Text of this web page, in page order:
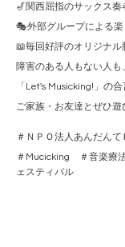
🎷関西屈指のサックス
🎭外部グループによる
📖毎回好評のオリジナル
障害のある人もない人も
「Let's Musicking!」の
ご家族・お友達とぜひ遊
＃ＮＰＯ法人あんだんて
＃Mucicking ＃音楽療
ェスティバル